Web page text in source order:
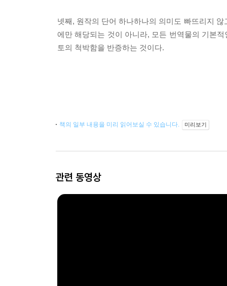
넷째, 원작의 단어 하나하나의 의미도 빠뜨리지
에만 해당되는 것이 아니라, 모든 번역물의 기본
토의 척박함을 반증하는 것이다.
책의 일부 내용을 미리 읽어보실 수 있습니다. 미리보기
관련 동영상